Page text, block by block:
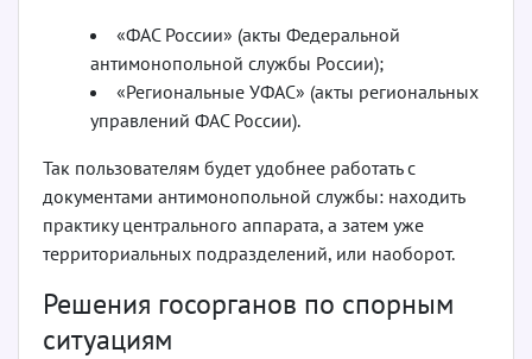
«ФАС России» (акты Федеральной
антимонопольной службы России);
«Региональные УФАС» (акты региональных
управлений ФАС России).
Так пользователям будет удобнее работать с
документами антимонопольной службы: находить
практику центрального аппарата, а затем уже
территориальных подразделений, или наоборот.
Решения госорганов по спорным
ситуациям